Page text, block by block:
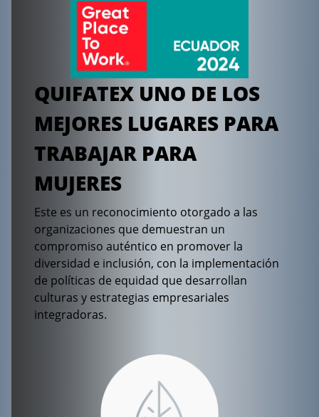
QUIFATEX UNO DE LOS
MEJORES LUGARES PARA
TRABAJAR PARA
MUJERES
Este es un reconocimiento otorgado a las
organizaciones que demuestran un
compromiso auténtico en promover la
diversidad e inclusión, con la implementación
de políticas de equidad que desarrollan
culturas y estrategias empresariales
integradoras.